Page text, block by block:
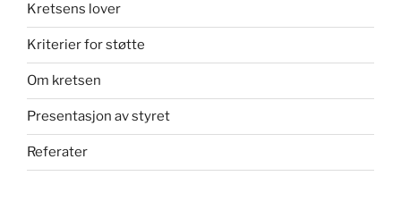
Kretsens lover
Kriterier for støtte
Om kretsen
Presentasjon av styret
Referater